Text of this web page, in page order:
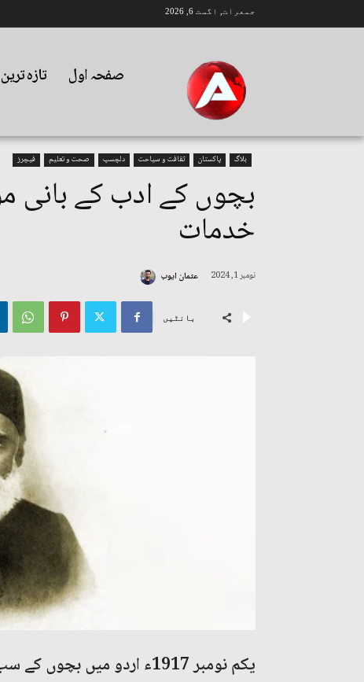
جمعرات, اگست 6, 2026
صفحہ اول تازہ ترین
بلاگ پاکستان ثقافت و سیاحت دلچسپ صحت و تعلیم فیچرز
بچوں کے ادب کے بانی
خدمات
نومبر 1, 2024 عثمان ایوب
بانٹیں
یکم نومبر 1917ء اردو